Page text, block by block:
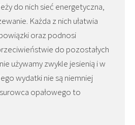
do nich sieć energetyczna,
Każda z nich ułatwia
oraz podnosi
do pozostałych
używamy zwykle jesienią i w
wydatki nie są niemniej
opałowego to